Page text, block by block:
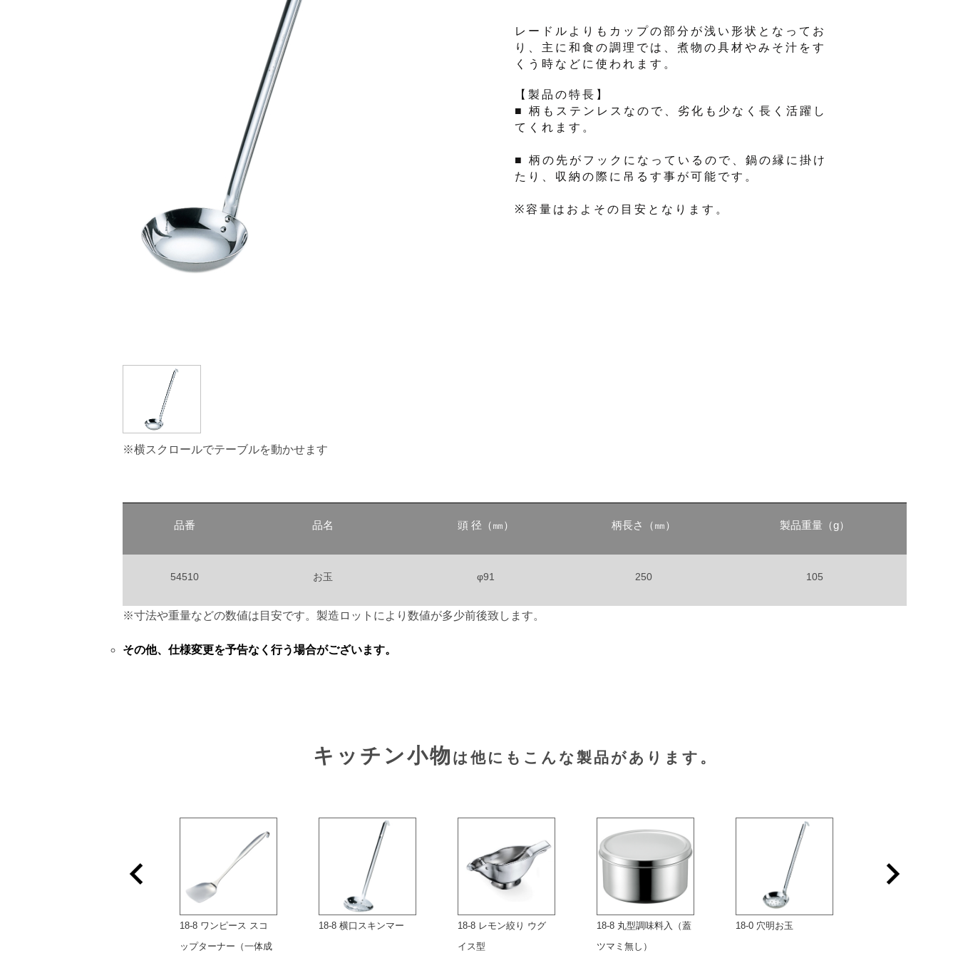
レードルよりもカップの部分が浅い形状となってお
り、主に和食の調理では、煮物の具材やみそ汁をす
くう時などに使われます。
【製品の特長】
■ 柄もステンレスなので、劣化も少なく長く活躍し
てくれます。
■ 柄の先がフックになっているので、鍋の縁に掛け
たり、収納の際に吊るす事が可能です。
※容量はおよその目安となります。
※横スクロールでテーブルを動かせます
品番 品名 頭 径（㎜） 柄長さ（㎜） 製品重量（g）
54510 お玉 φ91 250 105
※寸法や重量などの数値は目安です。製造ロットにより数値が多少前後致します。
その他、仕様変更を予告なく行う場合がございます。
キッチン小物 は他にもこんな製品があります。
18-8 ワンピース スコ
ップターナー（一体成
18-8 横口スキンマー
18-8 レモン絞り ウグ
イス型
18-8 丸型調味料入（蓋
ツマミ無し）
18-0 穴明お玉